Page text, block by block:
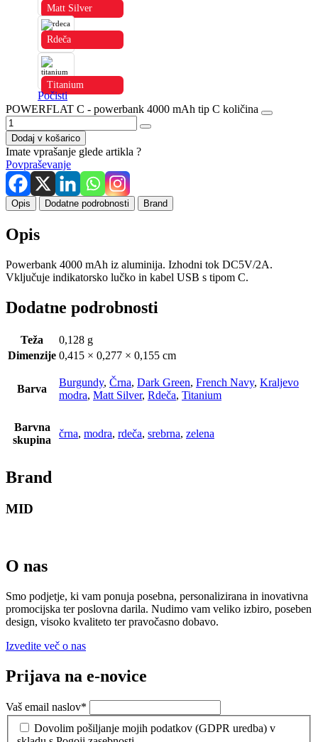
Matt Silver
Rdeča
Titanium
Počisti
POWERFLAT C - powerbank 4000 mAh tip C količina
Dodaj v košarico
Imate vprašanje glede artikla ?
Povpraševanje
Opis Dodatne podrobnosti Brand
Opis
Powerbank 4000 mAh iz aluminija. Izhodni tok DC5V/2A.
Vključuje indikatorsko lučko in kabel USB s tipom C.
Dodatne podrobnosti
Teža
0,128 g
Dimenzije 0,415 × 0,277 × 0,155 cm
Barva
Burgundy, Črna, Dark Green, French Navy, Kraljevo
modra, Matt Silver, Rdeča, Titanium
Barvna
skupina
črna, modra, rdeča, srebrna, zelena
Brand
MID
O nas
Smo podjetje, ki vam ponuja posebna, personalizirana in inovativna
promocijska ter poslovna darila. Nudimo vam veliko izbiro, poseben
design, visoko kvaliteto ter pravočasno dobavo.
Izvedite več o nas
Prijava na e-novice
Vaš email naslov*
Dovolim pošiljanje mojih podatkov (GDPR uredba) v